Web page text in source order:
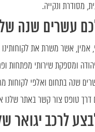
מסודרת ונקייה.
עשרים שנה של
אמין, אשר משרת את
ומספקת שירותי מפתחות
שנה בתחום ואלפי לקוחות
דרך טופס צור קשר באתר שלנו
לרכב יגואר